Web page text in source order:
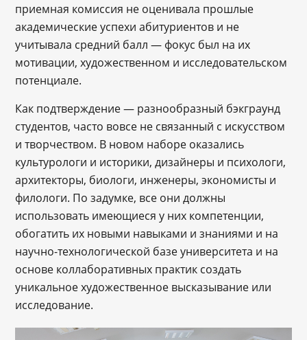
приемная комиссия не оценивала прошлые
академические успехи абитуриентов и не
учитывала средний балл — фокус был на их
мотивации, художественном и исследовательском
потенциале.
Как подтверждение — разнообразный бэкграунд
студентов, часто вовсе не связанный с искусством
и творчеством. В новом наборе оказались
культурологи и историки, дизайнеры и психологи,
архитекторы, биологи, инженеры, экономисты и
филологи. По задумке, все они должны
использовать имеющиеся у них компетенции,
обогатить их новыми навыками и знаниями и на
научно-технологической базе университета и на
основе коллаборативных практик создать
уникальное художественное высказывание или
исследование.